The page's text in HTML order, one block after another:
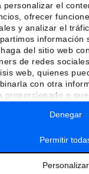
personalizar el
ofrecer
y analizar el
información
del sitio web
de redes
web, quienes
con otra
proporcionado o
a partir del uso
de sus servicios.
Permitir
Personalizar
Denegar
idiomas
y normas
Sitemap
Foro Económico